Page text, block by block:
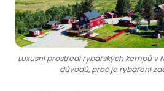
Luxusní prostředí rybářských kempů v
důvodů, proč je rybaření